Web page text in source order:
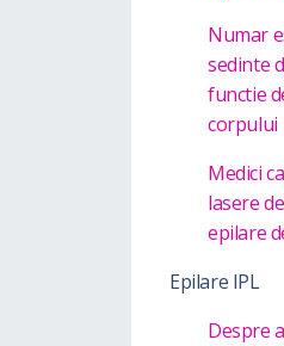
Numar
sedinte
functie
corpului
Medici
lasere
epilare
Epilare IPL
Despre